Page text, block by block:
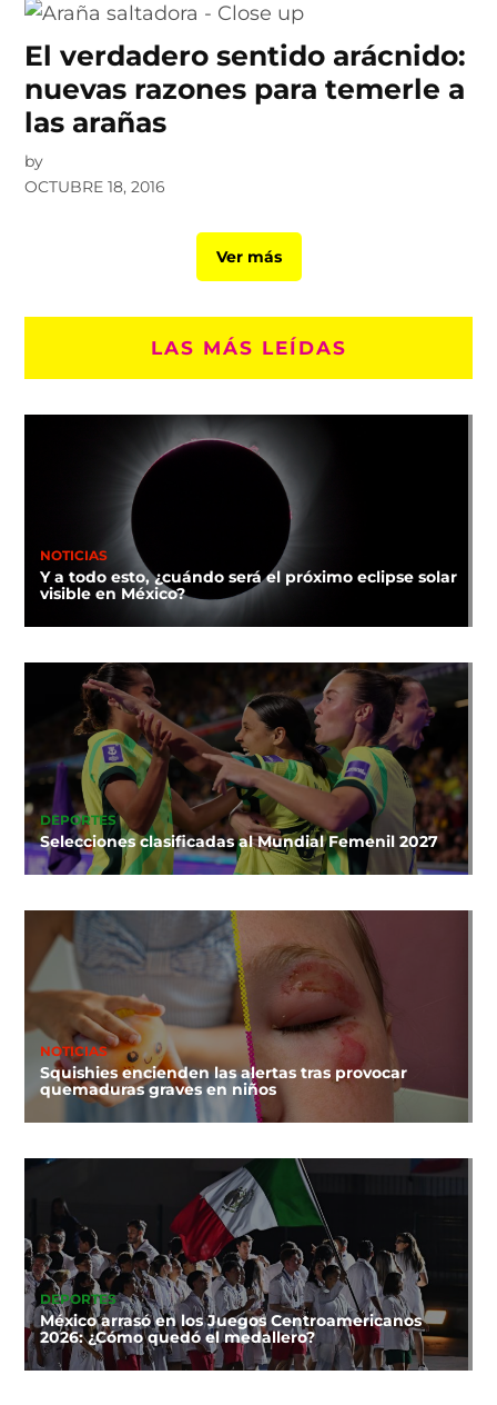
El verdadero sentido arácnido:
nuevas razones para temerle a
las arañas
by
OCTUBRE 18, 2016
Ver más
LAS MÁS LEÍDAS
NOTICIAS
Y a todo esto, ¿cuándo será el próximo eclipse solar
visible en México?
DEPORTES
Selecciones clasificadas al Mundial Femenil 2027
NOTICIAS
Squishies encienden las alertas tras provocar
quemaduras graves en niños
DEPORTES
México arrasó en los Juegos Centroamericanos
2026: ¿Cómo quedó el medallero?